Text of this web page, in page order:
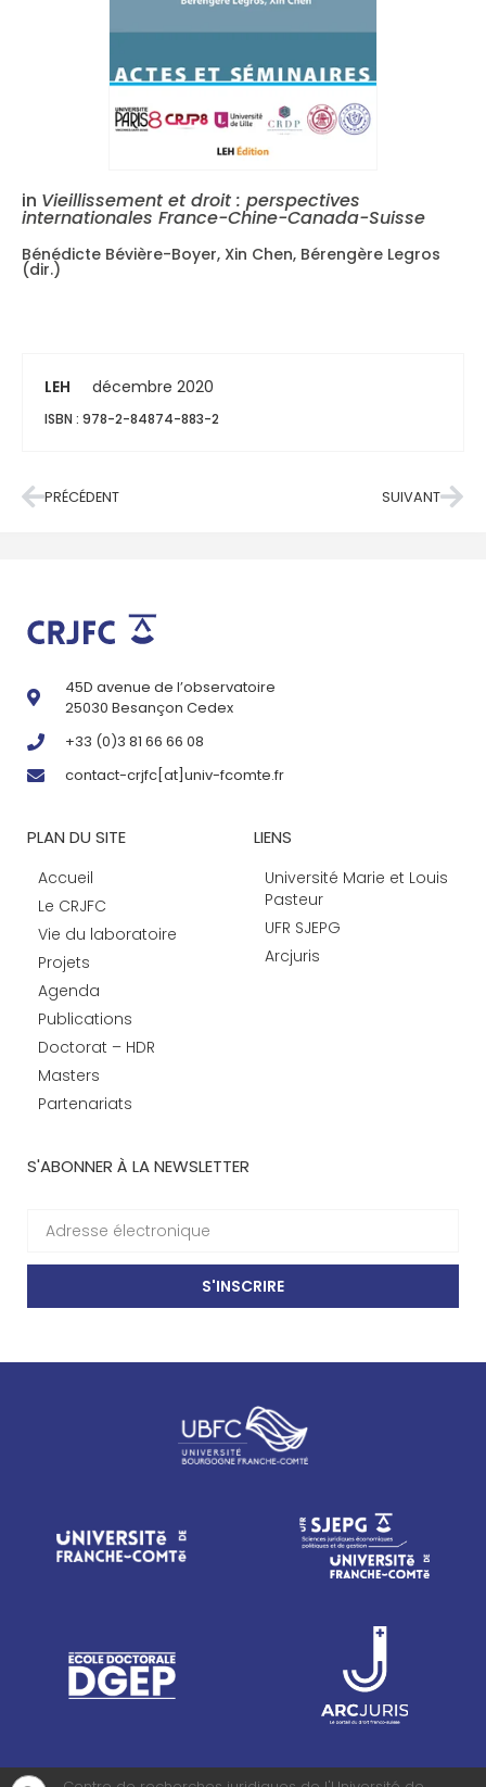
in Vieillissement et droit : perspectives
internationales France-Chine-Canada-Suisse
Bénédicte Bévière-Boyer, Xin Chen, Bérengère Legros
(dir.)
LEH décembre 2020
ISBN : 978-2-84874-883-2
PRÉCÉDENT SUIVANT
45D avenue de l’observatoire
25030 Besançon Cedex
+33 (0)3 81 66 66 08
contact-crjfc[at]univ-fcomte.fr
PLAN DU SITE
Accueil
Le CRJFC
Vie du laboratoire
Projets
Agenda
Publications
Doctorat – HDR
Masters
Partenariats
LIENS
Université Marie et Louis
Pasteur
UFR SJEPG
Arcjuris
S'ABONNER À LA NEWSLETTER
S'INSCRIRE